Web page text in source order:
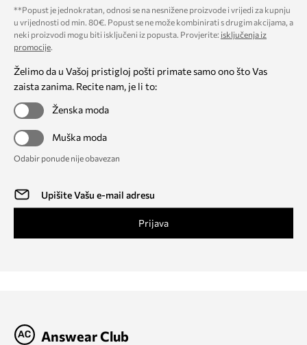
**Popust je jednokratan, odnosi se na nesnižene proizvode i vrijedi za kupnju
u vrijednosti od min. 80€. Popust se ne može kombinirati s drugim akcijama, a
neki proizvodi mogu biti isključeni iz popusta. Provjerite: isključenja iz
promocije.
Želimo da u Vašoj pristigloj pošti primate samo ono što Vas
zaista zanima. Recite nam, je li to:
Ženska moda
Muška moda
Odabir ponude nije obavezan
Prijava
Answear Club